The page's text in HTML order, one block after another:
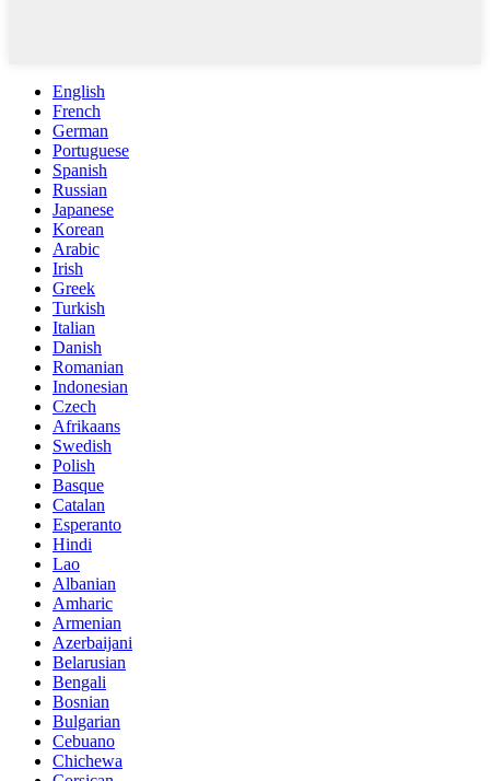
English
French
German
Portuguese
Spanish
Russian
Japanese
Korean
Arabic
Irish
Greek
Turkish
Italian
Danish
Romanian
Indonesian
Czech
Afrikaans
Swedish
Polish
Basque
Catalan
Esperanto
Hindi
Lao
Albanian
Amharic
Armenian
Azerbaijani
Belarusian
Bengali
Bosnian
Bulgarian
Cebuano
Chichewa